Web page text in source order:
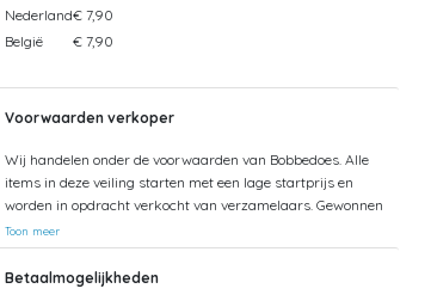
Nederland€ 7,90
België
€ 7,90
Voorwaarden verkoper
Wij handelen onder de voorwaarden van Bobbedoes. Alle
items in deze veiling starten met een lage startprijs en
worden in opdracht verkocht van verzamelaars. Gewonnen
kavels kunnen tevens worden opgehaald. Uw aankopen
worden gecombineerd verzonden om hoge verzendkosten
te kunnen beperken. Zendingen worden gedaan vanuit
Toon meer
Betaalmogelijkheden